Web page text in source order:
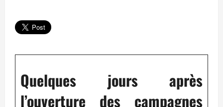
Quelques jours après
l’ouverture des campagnes